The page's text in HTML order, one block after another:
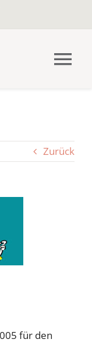
Zurück
für den